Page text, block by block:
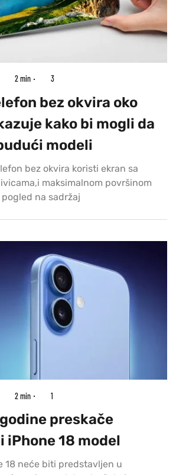
2 min 3
bez okvira oko
kako bi mogli da
modeli
bez okvira koristi ekran sa
maksimalnom površinom
na sadržaj
2 min 1
preskače
iPhone 18 model
18 neće biti predstavljen u